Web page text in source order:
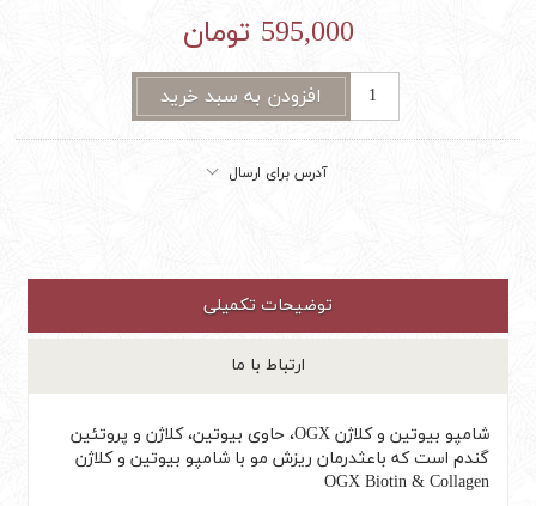
595,000 تومان
افزودن به سبد خرید
آدرس برای ارسال
توضیحات تکمیلی
ارتباط با ما
شامپو بیوتین و کلاژن OGX، حاوی بیوتین، کلاژن و پروتئین
گندم است که باعثدرمان ریزش مو با شامپو بیوتین و کلاژن
OGX Biotin & Collagen